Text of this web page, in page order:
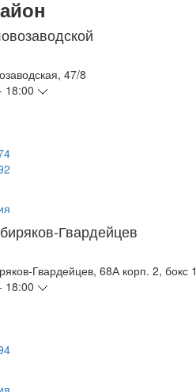
47/8
18:00
Гвардейцев
Гвардейцев, 68А корп. 2, бокс 1
18:00